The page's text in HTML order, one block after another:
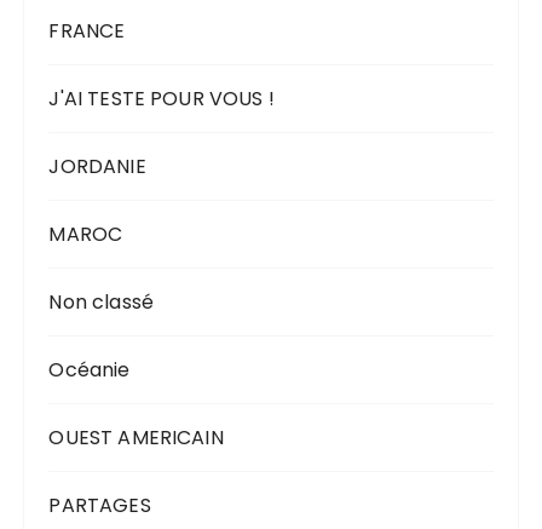
FRANCE
J'AI TESTE POUR VOUS !
JORDANIE
MAROC
Non classé
Océanie
OUEST AMERICAIN
PARTAGES